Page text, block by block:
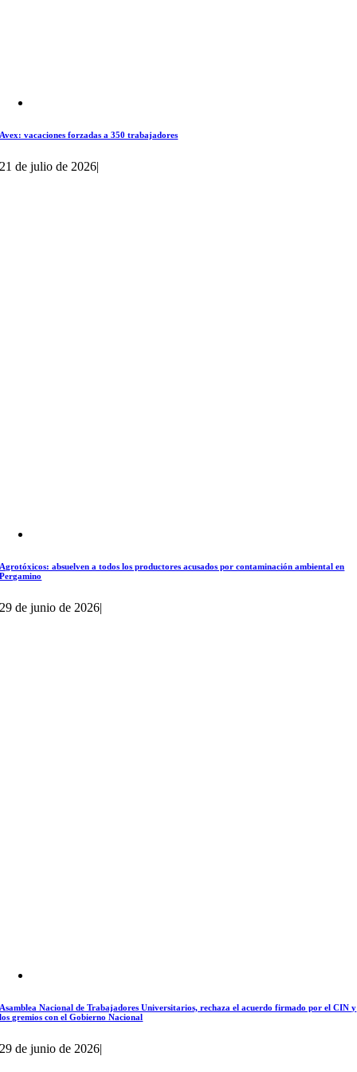
Avex: vacaciones forzadas a 350 trabajadores
21 de julio de 2026|
Agrotóxicos: absuelven a todos los productores acusados por contaminación ambiental en
Pergamino
29 de junio de 2026|
Asamblea Nacional de Trabajadores Universitarios, rechaza el acuerdo firmado por el CIN y
los gremios con el Gobierno Nacional
29 de junio de 2026|